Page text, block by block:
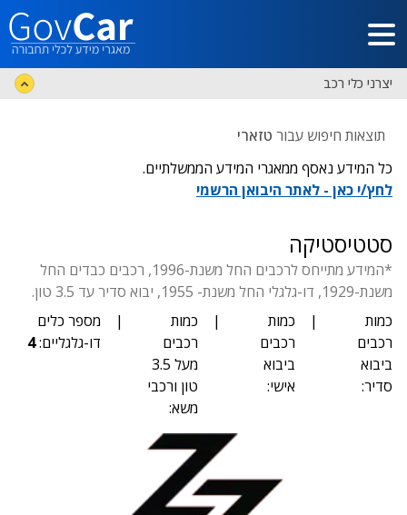
דלג לתוכן הראשי
יצרני כלי רכב
תוצאות חיפוש עבור טזארי
כל המידע נאסף ממאגרי המידע הממשלתיים.
לחץ/י כאן - לאתר היבואן הרשמי
סטטיסטיקה
*המידע מתייחס לרכבים החל משנת-1996, רכבים כבדים החל
משנת-1929, דו-גלגלי החל משנת- 1955, יבוא סדיר עד 3.5 טון.
כמות
רכבים
ביבוא
סדיר:
|
כמות
רכבים
ביבוא
אישי:
|
כמות
רכבים
מעל 3.5
טון ורכבי
משא:
|
מספר כלים
דו-גלגליים:4